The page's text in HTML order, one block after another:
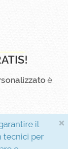
×
il
tecnici per
è
garantire